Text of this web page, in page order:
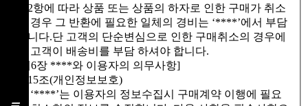
제2항에 따라 상품 또는 상품의 하자로 인한 구매가 취소
된 경우 그 반환에 필요한 일체의 경비는 ‘****’에서 부담
합니다.단 고객의 단순변심으로 인한 구매취소의 경우에
는 고객이 배송비를 부담 하셔야 합니다.
[제6장 ****와 이용자의 의무사항]
제15조(개인정보보호)
① ‘****’는 이용자의 정보수집시 구매계약 이행에 필요